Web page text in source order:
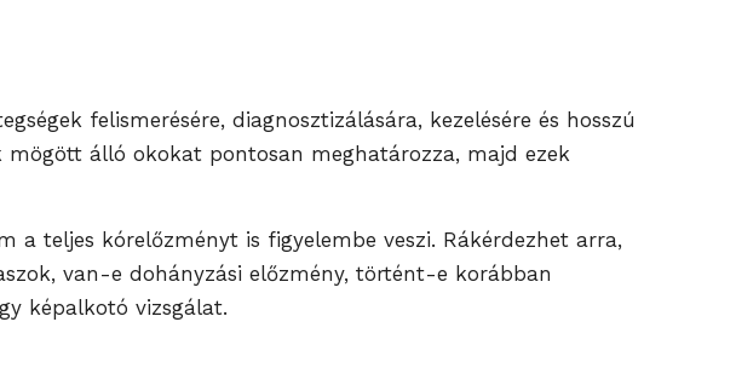
felismerésére, diagnosztizálására, kezelésére és hosszú
mögött álló okokat pontosan meghatározza, majd ezek
teljes kórelőzményt is figyelembe veszi. Rákérdezhet arra,
van-e dohányzási előzmény, történt-e korábban
képalkotó vizsgálat.